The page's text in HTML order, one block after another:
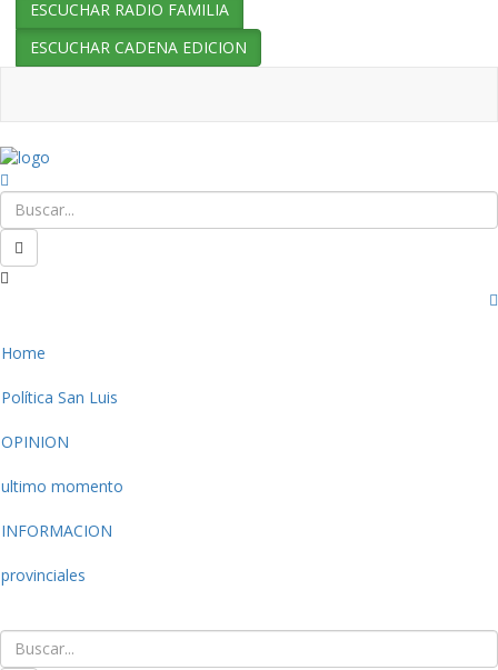
ESCUCHAR RADIO FAMILIA
ESCUCHAR CADENA EDICION
Home
Política San Luis
OPINION
ultimo momento
INFORMACION
provinciales